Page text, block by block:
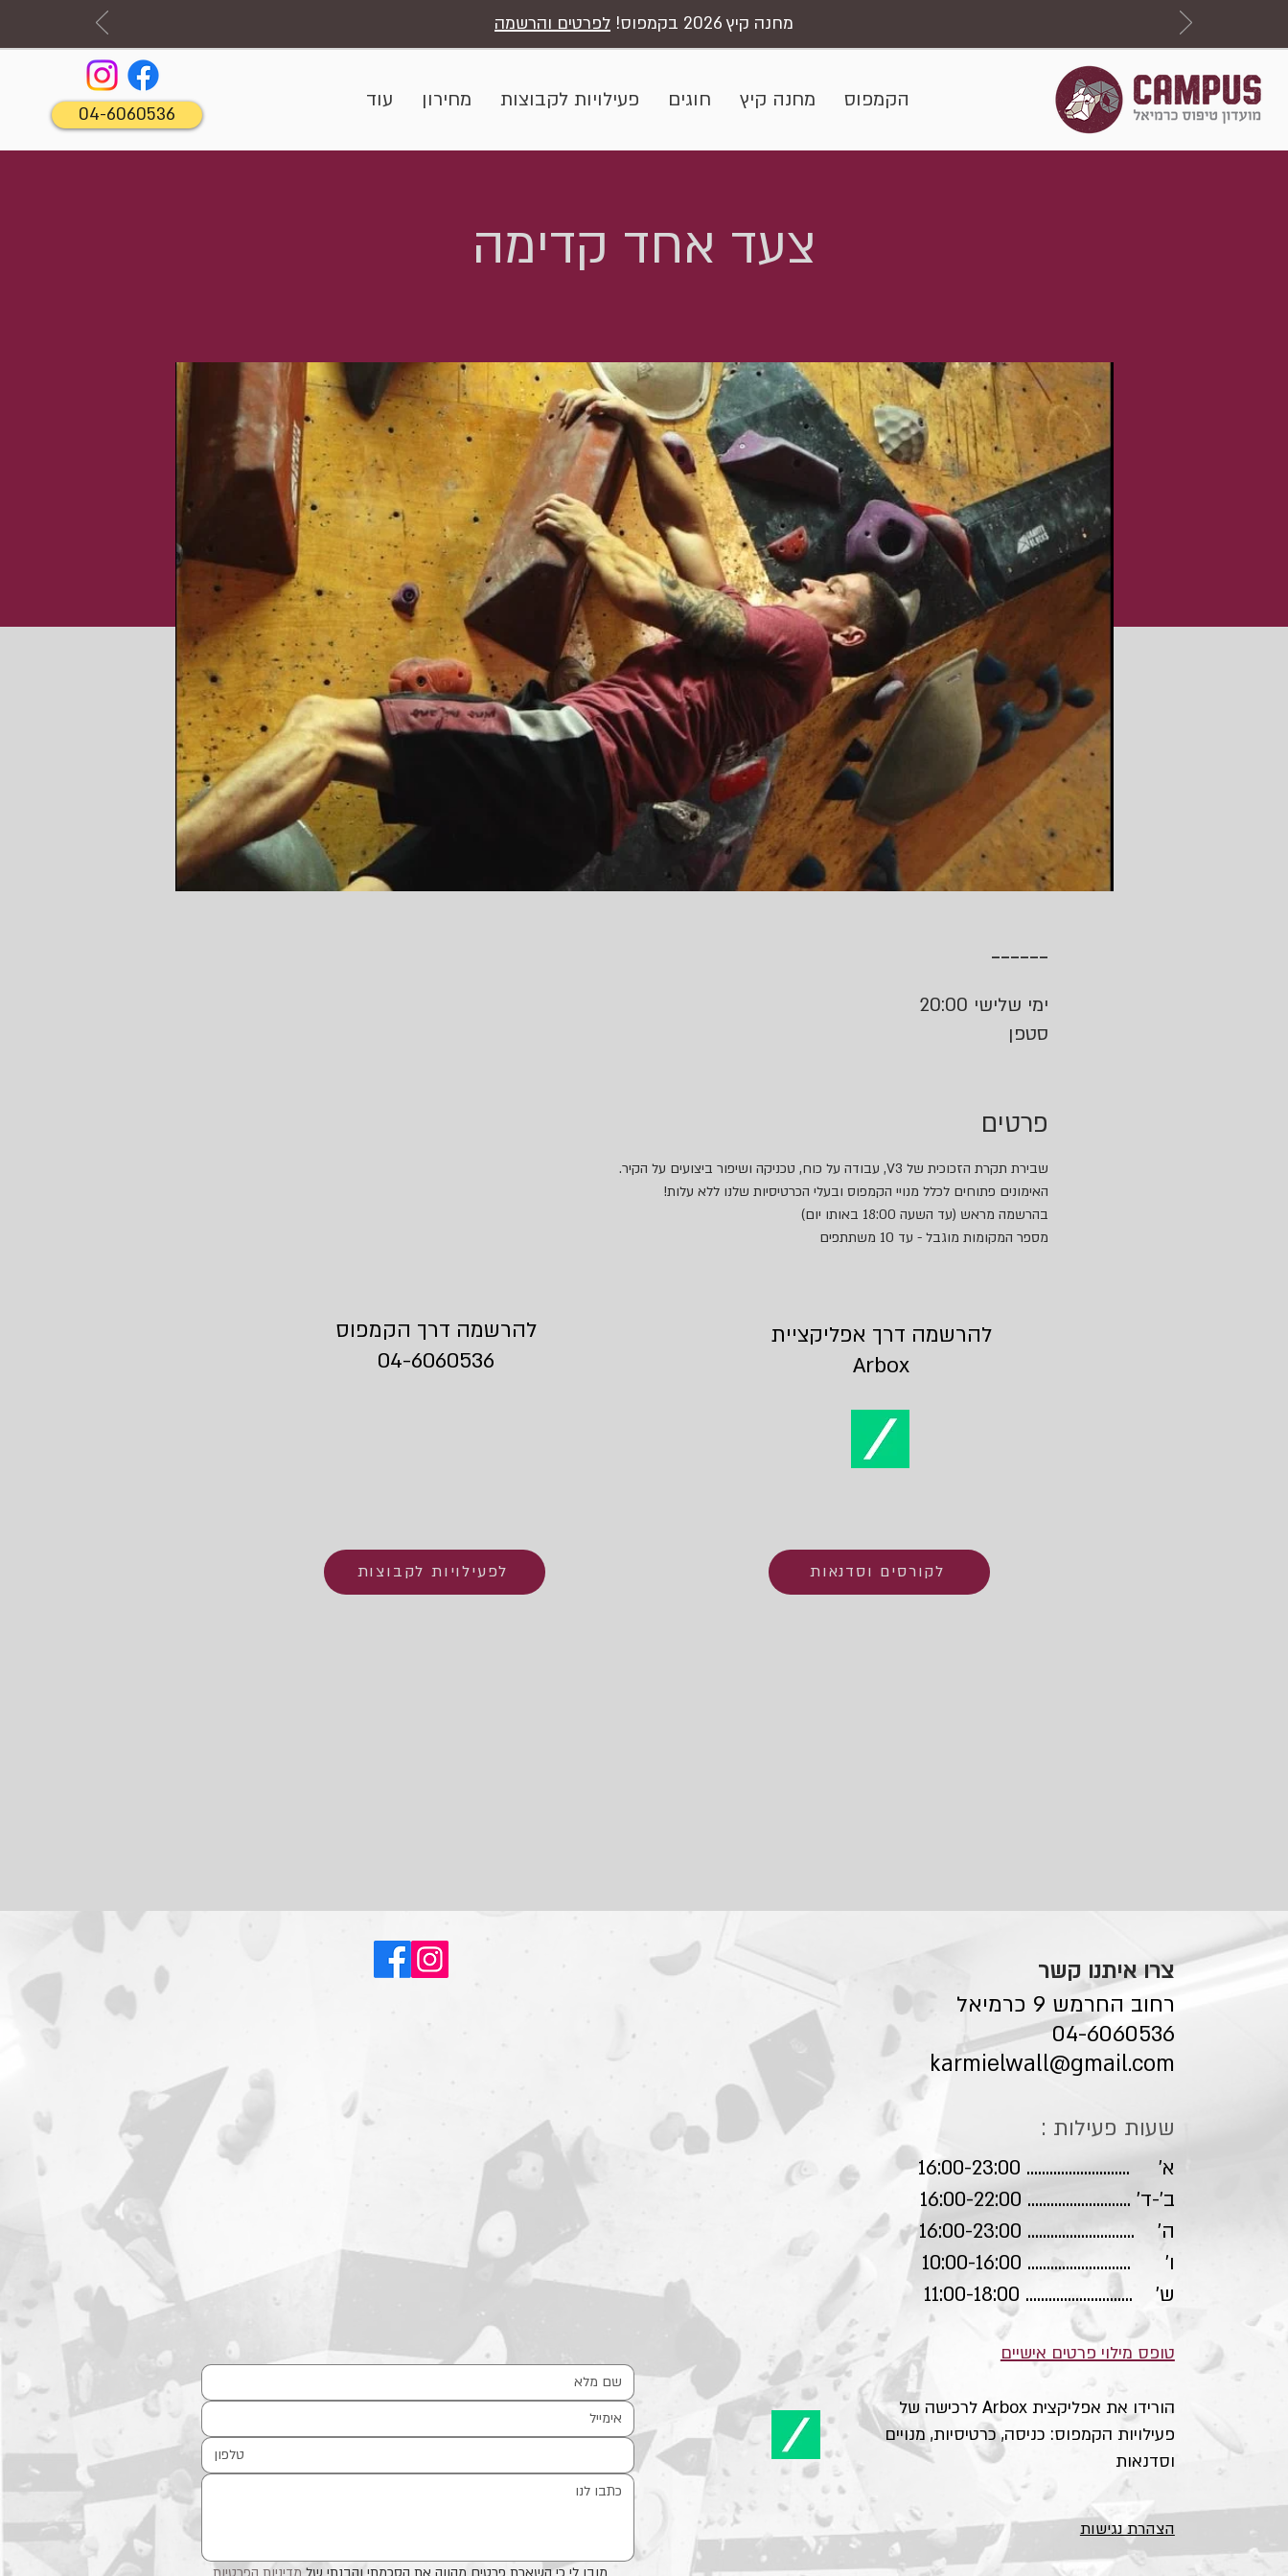
מחנה קיץ 2026 בקמפוס! לפרטים והרשמה
04-6060536
הקמפוס מחנה קיץ חוגים פעילויות לקבוצות מחירון עוד
צעד אחד קדימה
------
ימי שלישי 20:00
סטפן
פרטים
שבירת תקרת הזכוכית של V3, עבודה על כוח, טכניקה ושיפור ביצועים על הקיר.
האימונים פתוחים לכלל מנויי הקמפוס ובעלי הכרטיסיות שלנו ללא עלות!
בהרשמה מראש (עד השעה 18:00 באותו יום)
מספר המקומות מוגבל - עד 10 משתתפים
להרשמה דרך הקמפוס
04-6060536
להרשמה דרך אפליקציית
Arbox
לפעילויות לקבוצות לקורסים וסדנאות
צרו איתנו קשר
רחוב החרמש 9 כרמיאל
04-6060536
karmielwall@gmail.com
שעות פעילות :
א' ........................... 16:00-23:00
ב'-ד' ........................... 16:00-22:00
ה' ............................ 16:00-23:00
ו' ........................... 10:00-16:00
ש' ............................ 11:00-18:00
טופס מילוי פרטים אישיים
הורידו את אפליקצית Arbox לרכישה של
פעילויות הקמפוס: כניסה, כרטיסיות, מנויים
וסדנאות
הצהרת נגישות